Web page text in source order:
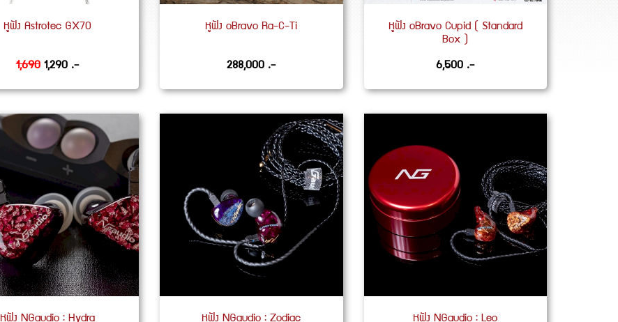
หูฟัง Astrotec GX70
1,6901,290 .-
หูฟัง oBravo Ra-C-Ti
288,000 .-
หูฟัง oBravo Cupid ( Standard
Box )
6,500 .-
หูฟัง NGaudio : Hydra
หูฟัง NGaudio : Zodiac
หูฟัง NGaudio : Leo